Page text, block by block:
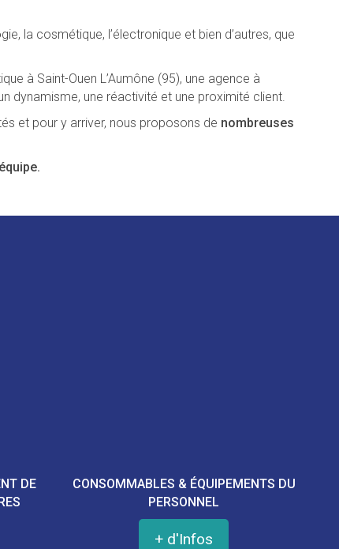
la cosmétique, l’électronique et bien d’autres, que
à Saint-Ouen L’Aumône (95), une agence à
dynamisme, une réactivité et une proximité client.
et pour y arriver, nous proposons de nombreuses
DE
CONSOMMABLES & ÉQUIPEMENTS DU
PERSONNEL
+ d'Infos